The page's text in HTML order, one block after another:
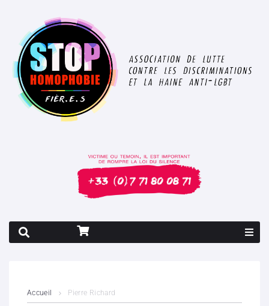
Accueil Pierre Richard